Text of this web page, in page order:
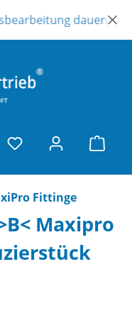
dauern !
Fittinge
Maxipro